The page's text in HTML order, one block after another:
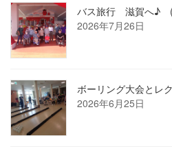
バス旅行 滋賀へ♪ (
2026年7月26日
ボーリング大会とレ
2026年6月25日